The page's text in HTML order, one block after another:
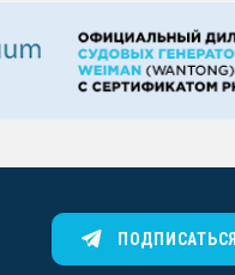
ПОДПИСАТЬСЯ